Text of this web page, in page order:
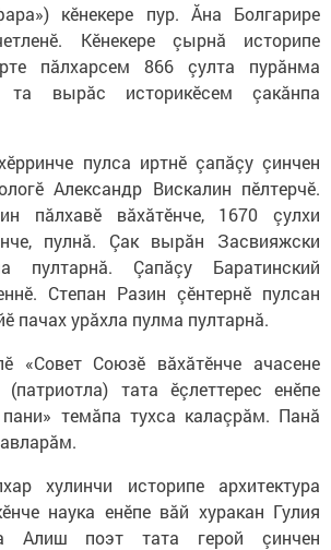
кӗнекере пур. Ăна Болгарире
Кӗнекере çырнă историпе
пăлхарсем 866 çулта пурăнма
та вырăс историкӗсем çакăнпа
пулса иртнӗ çапăçу çинчен
Александр Вискалин пӗлтерчӗ.
пăлхавӗ вăхăтӗнче, 1670 çулхи
пулнă. Çак вырăн Засвияжски
пултарнă. Çапăçу Баратинский
Степан Разин çӗнтернӗ пулсан
пачах урăхла пулма пултарнă.
«Совет Союзӗ вăхăтӗнче ачасене
(патриотла) тата ӗçлеттерес енӗпе
темăпа тухса калаçрăм. Панă
хулинчи историпе архитектура
наука енӗпе вăй хуракан Гулия
Алиш поэт тата герой çинчен